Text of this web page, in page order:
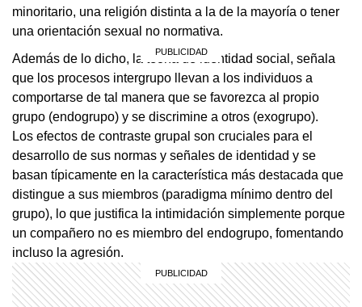
minoritario, una religión distinta a la de la mayoría o tener
una orientación sexual no normativa.
Además de lo dicho, la teoría de identidad social, señala
que los procesos intergrupo llevan a los individuos a
comportarse de tal manera que se favorezca al propio
grupo (endogrupo) y se discrimine a otros (exogrupo).
Los efectos de contraste grupal son cruciales para el
desarrollo de sus normas y señales de identidad y se
basan típicamente en la característica más destacada que
distingue a sus miembros (paradigma mínimo dentro del
grupo), lo que justifica la intimidación simplemente porque
un compañero no es miembro del endogrupo, fomentando
incluso la agresión.